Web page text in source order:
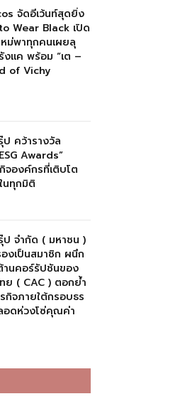
จัดอีเว้นท์สุดยิ่ง
Wear Black เปิด
ม่พาทุกคนเผยลุ
งแค พร้อม “เต –
of Vichy
ป คว้ารางวัล
Awards”
องค์กรที่เติบโต
นทุกมิติ
ป จำกัด ( มหาชน )
งเป็นสมาชิก ผนึก
านคอร์รัปชันของ
ย ( CAC ) ตอกย้ำ
กิจภายใต้กรอบธร
อดห่วงโซ่คุณค่า